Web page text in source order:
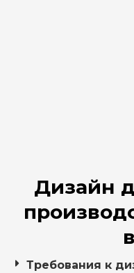
Дизайн
Требования к